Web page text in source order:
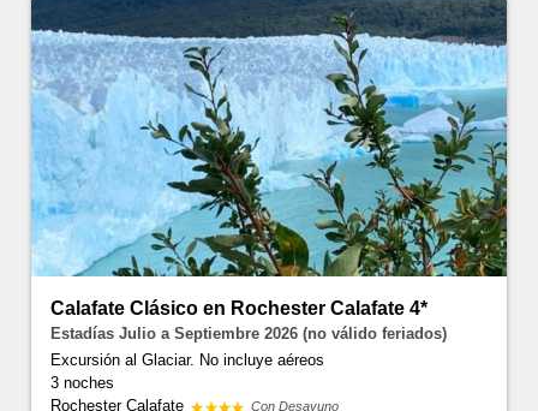
Calafate Clásico en Rochester Calafate 4*
Estadías Julio a Septiembre 2026 (no válido feriados)
Excursión al Glaciar. No incluye aéreos
3 noches
Rochester Calafate
Con Desayuno